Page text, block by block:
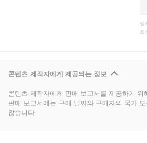
일
최
콘텐츠 제작자에게 제공되는 정보
콘텐츠 제작자에게 판매 보고서를 제공하기 위
판매 보고서에는 구매 날짜와 구매자의 국가
않습니다.